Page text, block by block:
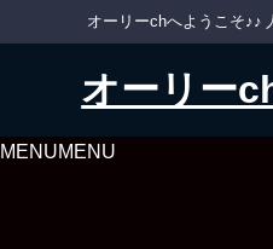
オーリーchへようこそ♪♪
オーリー
MENUMENU